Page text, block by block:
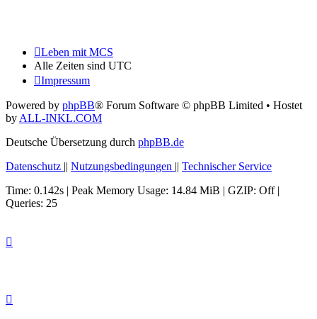
Leben mit MCS
Alle Zeiten sind UTC
Impressum
Powered by phpBB® Forum Software © phpBB Limited • Hostet
by ALL-INKL.COM
Deutsche Übersetzung durch phpBB.de
Datenschutz || Nutzungsbedingungen || Technischer Service
Time: 0.142s | Peak Memory Usage: 14.84 MiB | GZIP: Off |
Queries: 25